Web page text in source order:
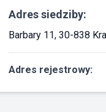
Adres siedziby:
Barbary 11, 30-838
Adres rejestrowy: